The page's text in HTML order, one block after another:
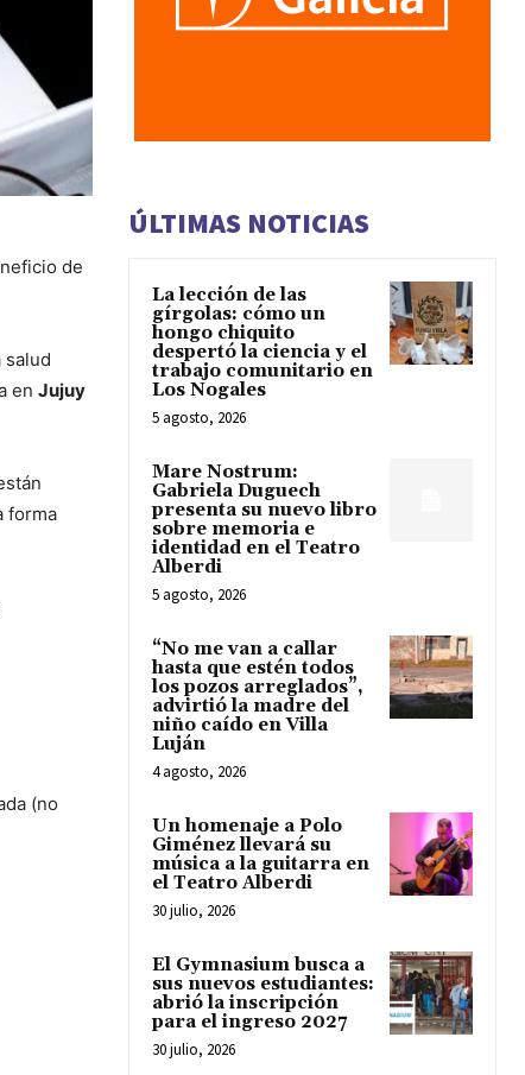
de
salud
en Jujuy
forma
(no
ÚLTIMAS NOTICIAS
La lección de las
gírgolas: cómo un
hongo chiquito
despertó la ciencia y el
trabajo comunitario en
Los Nogales
5 agosto, 2026
Mare Nostrum:
Gabriela Duguech
presenta su nuevo libro
sobre memoria e
identidad en el Teatro
Alberdi
5 agosto, 2026
“No me van a callar
hasta que estén todos
los pozos arreglados”,
advirtió la madre del
niño caído en Villa
Luján
4 agosto, 2026
Un homenaje a Polo
Giménez llevará su
música a la guitarra en
el Teatro Alberdi
30 julio, 2026
El Gymnasium busca a
sus nuevos estudiantes:
abrió la inscripción
para el ingreso 2027
30 julio, 2026